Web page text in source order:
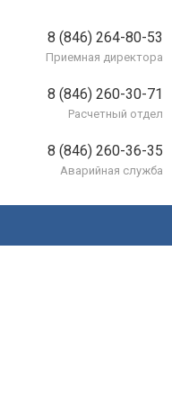
8 (846) 264-80-53
Приемная директора
8 (846) 260-30-71
Расчетный отдел
8 (846) 260-36-35
Аварийная служба